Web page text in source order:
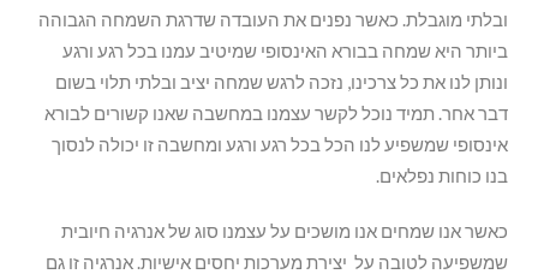
ובלתי מוגבלת. כאשר נפנים את העובדה שדרגת השמחה הגבוהה
ביותר היא שמחה בבורא האינסופי שמיטיב עמנו בכל רגע ורגע
ונותן לנו את כל צרכינו, נזכה לרגש שמחה יציב ובלתי תלוי בשום
דבר אחר. תמיד נוכל לקשר עצמנו במחשבה שאנו קשורים לבורא
אינסופי שמשפיע לנו הכל בכל רגע ורגע ומחשבה זו יכולה לנסוך
בנו כוחות נפלאים.
כאשר אנו שמחים אנו מושכים על עצמנו סוג של אנרגיה חיובית
שמשפיעה לטובה על יצירת מערכות יחסים אישיות. אנרגיה זו גם